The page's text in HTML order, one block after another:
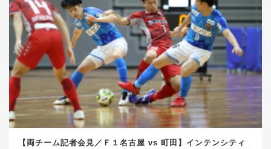
【両チーム記者会見／Ｆ１名古屋 vs 町田】インテンシティ